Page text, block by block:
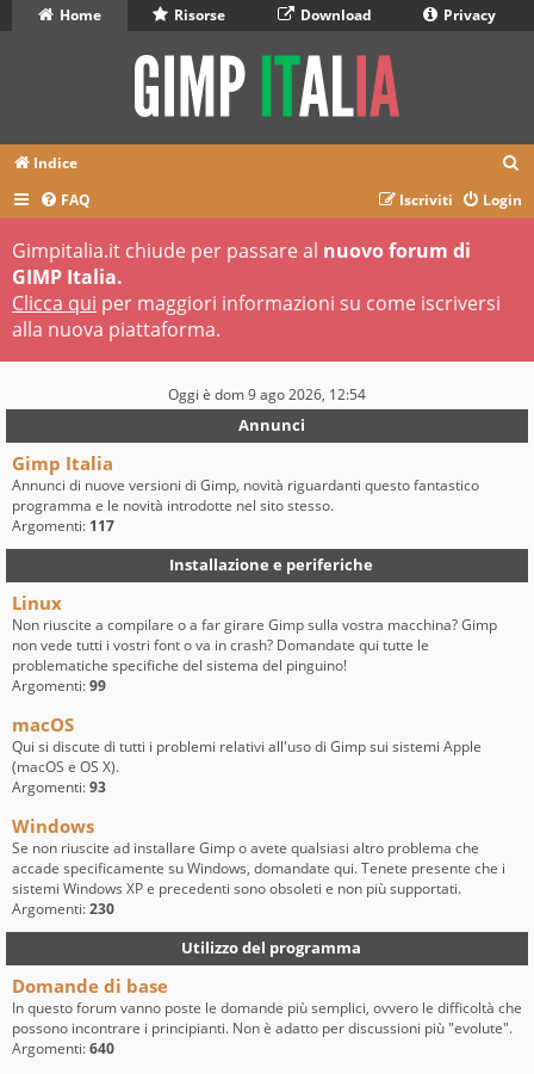
Home Risorse Download Privacy
Indice
r
FAQ Login
Iscriviti
Gimpitalia.it chiude per passare al nuovo forum di
GIMP Italia.
Clicca qui per maggiori informazioni su come iscriversi
alla nuova piattaforma.
Oggi è dom 9 ago 2026, 12:54
Annunci
Gimp Italia
Annunci di nuove versioni di Gimp, novità riguardanti questo fantastico
programma e le novità introdotte nel sito stesso.
Argomenti: 117
Installazione e periferiche
Linux
Non riuscite a compilare o a far girare Gimp sulla vostra macchina? Gimp
non vede tutti i vostri font o va in crash? Domandate qui tutte le
problematiche specifiche del sistema del pinguino!
Argomenti:99
macOS
Qui si discute di tutti i problemi relativi all'uso di Gimp sui sistemi Apple
(macOS e OS X).
Argomenti:93
Windows
Se non riuscite ad installare Gimp o avete qualsiasi altro problema che
accade specificamente su Windows, domandate qui. Tenete presente che i
sistemi Windows XP e precedenti sono obsoleti e non più supportati.
Argomenti:230
Utilizzo del programma
Domande di base
In questo forum vanno poste le domande più semplici, ovvero le difficoltà che
possono incontrare i principianti. Non è adatto per discussioni più "evolute".
Argomenti:640